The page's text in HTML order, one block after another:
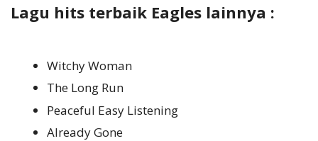
Lagu hits terbaik Eagles lainnya :
Witchy Woman
The Long Run
Peaceful Easy Listening
Already Gone